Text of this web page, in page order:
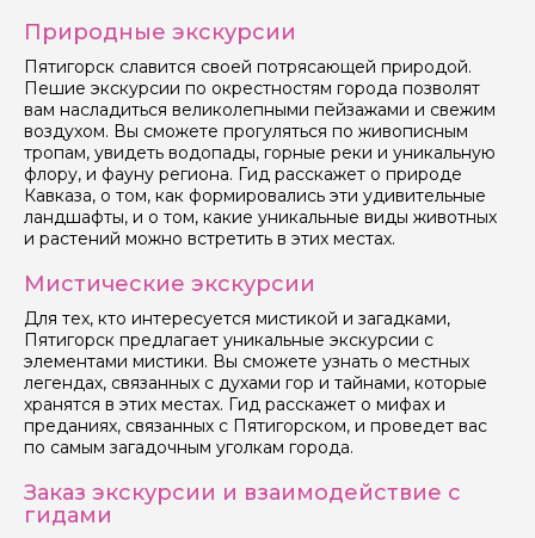
Природные экскурсии
Пятигорск славится своей потрясающей природой.
Пешие экскурсии по окрестностям города позволят
вам насладиться великолепными пейзажами и свежим
воздухом. Вы сможете прогуляться по живописным
тропам, увидеть водопады, горные реки и уникальную
флору, и фауну региона. Гид расскажет о природе
Кавказа, о том, как формировались эти удивительные
ландшафты, и о том, какие уникальные виды животных
и растений можно встретить в этих местах.
Мистические экскурсии
Для тех, кто интересуется мистикой и загадками,
Пятигорск предлагает уникальные экскурсии с
элементами мистики. Вы сможете узнать о местных
легендах, связанных с духами гор и тайнами, которые
хранятся в этих местах. Гид расскажет о мифах и
преданиях, связанных с Пятигорском, и проведет вас
по самым загадочным уголкам города.
Заказ экскурсии и взаимодействие с
гидами